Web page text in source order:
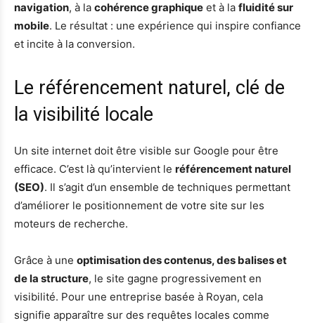
navigation, à la cohérence graphique et à la fluidité sur
mobile. Le résultat : une expérience qui inspire confiance
et incite à la conversion.
Le référencement naturel, clé de
la visibilité locale
Un site internet doit être visible sur Google pour être
efficace. C’est là qu’intervient le référencement naturel
(SEO). Il s’agit d’un ensemble de techniques permettant
d’améliorer le positionnement de votre site sur les
moteurs de recherche.
Grâce à une optimisation des contenus, des balises et
de la structure, le site gagne progressivement en
visibilité. Pour une entreprise basée à Royan, cela
signifie apparaître sur des requêtes locales comme